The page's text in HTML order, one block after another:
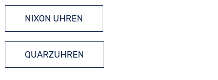
NIXON UHREN
QUARZUHREN